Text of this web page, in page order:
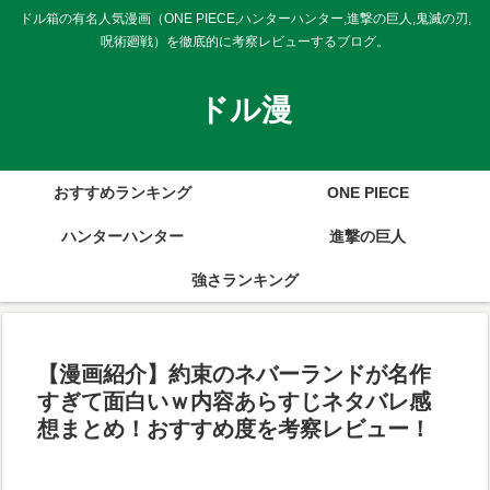
ドル箱の有名人気漫画（ONE PIECE,ハンターハンター,進撃の巨人,鬼滅の刃,
呪術廻戦）を徹底的に考察レビューするブログ。
ドル漫
おすすめランキング ONE PIECE
ハンターハンター 進撃の巨人
強さランキング
【漫画紹介】約束のネバーランドが名作
すぎて面白いｗ内容あらすじネタバレ感
想まとめ！おすすめ度を考察レビュー！